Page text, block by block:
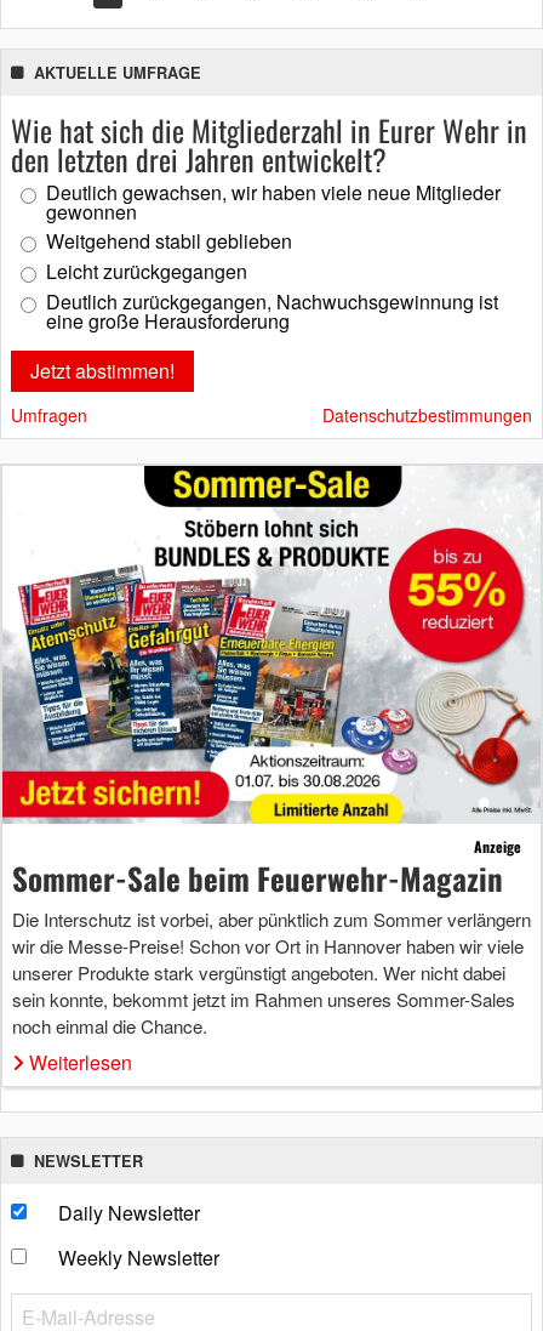
AKTUELLE UMFRAGE
Wie hat sich die Mitgliederzahl in Eurer Wehr in
den letzten drei Jahren entwickelt?
Deutlich gewachsen, wir haben viele neue Mitglieder
gewonnen
Weitgehend stabil geblieben
Leicht zurückgegangen
Deutlich zurückgegangen, Nachwuchsgewinnung ist
eine große Herausforderung
Umfragen Datenschutzbestimmungen
Anzeige
Sommer-Sale beim Feuerwehr-Magazin
Die Interschutz ist vorbei, aber pünktlich zum Sommer verlängern
wir die Messe-Preise! Schon vor Ort in Hannover haben wir viele
unserer Produkte stark vergünstigt angeboten. Wer nicht dabei
sein konnte, bekommt jetzt im Rahmen unseres Sommer-Sales
noch einmal die Chance.
Weiterlesen
NEWSLETTER
Daily Newsletter
Weekly Newsletter